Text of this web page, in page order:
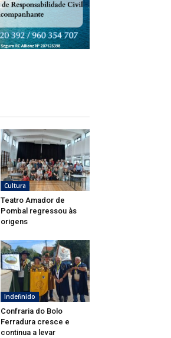
Cultura
Teatro Amador de
Pombal regressou às
origens
Indefinido
Confraria do Bolo
Ferradura cresce e
continua a levar